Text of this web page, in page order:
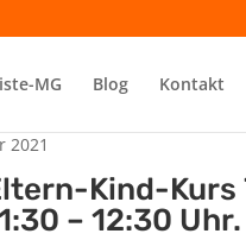
Blog Kontakt
2021
Kind-Kurs
– 12:30